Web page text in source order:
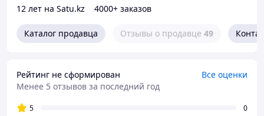
12 лет на Satu.kz
4000+ заказов
Каталог продавца Отзывы о продавце 49
Рейтинг не сформирован
Все оценки
Менее 5 отзывов за последний год
5
0